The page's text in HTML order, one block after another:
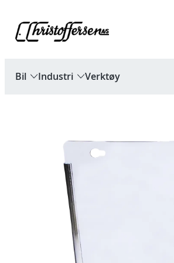
innhold
Bil Industri Verktøy